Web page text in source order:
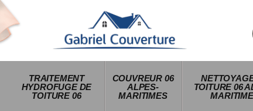
TRAITEMENT
HYDROFUGE DE
TOITURE 06
COUVREUR 06
ALPES-
MARITIMES
TOITURE 06